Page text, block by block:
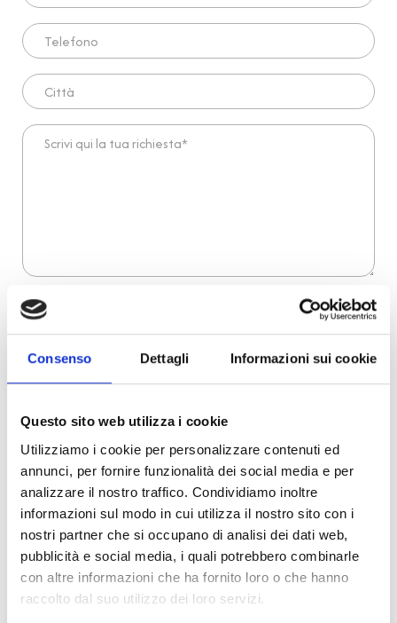
Consenso Dettagli Informazioni sui cookie
Questo sito web utilizza i cookie
Utilizziamo i cookie per personalizzare contenuti ed
annunci, per fornire funzionalità dei social media e per
analizzare il nostro traffico. Condividiamo inoltre
informazioni sul modo in cui utilizza il nostro sito con i
nostri partner che si occupano di analisi dei dati web,
pubblicità e social media, i quali potrebbero combinarle
con altre informazioni che ha fornito loro o che hanno
raccolto dal suo utilizzo dei loro servizi.
Telefono
Città
Scrivi qui la tua richiesta*
Dichiaro di aver preso visione dell'
Desidero iscrivermi alla newsletter e
autorizzo al trattamento dei miei dati personali.
Reso facile e veloce
PRONTA consegna
Spedizione Gratuita